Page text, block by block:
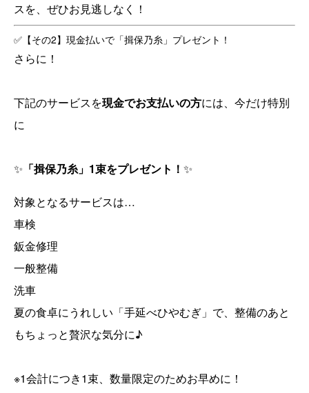
スを、ぜひお見逃しなく！
✅【その2】現金払いで「揖保乃糸」プレゼント！
さらに！
下記のサービスを現金でお支払いの方には、今だけ特別
に
✨ 「揖保乃糸」1束をプレゼント！ ✨
対象となるサービスは…
車検
鈑金修理
一般整備
洗車
夏の食卓にうれしい「手延べひやむぎ」で、整備のあと
もちょっと贅沢な気分に♪
※1会計につき1束、数量限定のためお早めに！